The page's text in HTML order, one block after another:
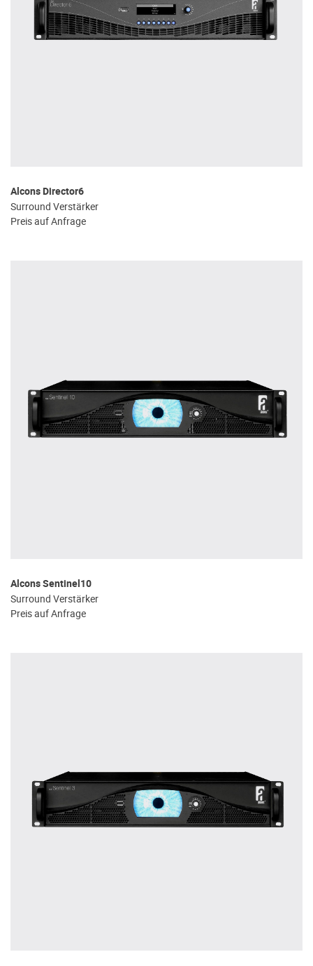
Alcons Director6
Surround Verstärker
Preis auf Anfrage
Alcons Sentinel10
Surround Verstärker
Preis auf Anfrage